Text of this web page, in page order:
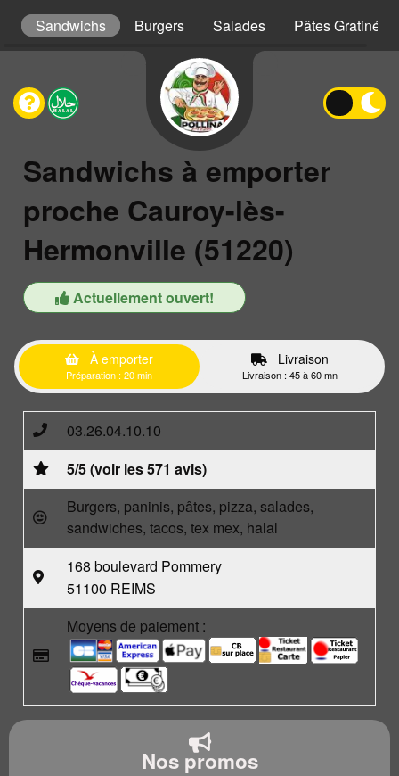
Sandwichs Burgers Salades Pâtes
Sandwichs à emporter
proche Cauroy-lès-
Hermonville (51220)
Actuellement ouvert!
À emporter
Préparation : 20 min
Livraison
Livraison : 45 à 60 mn
03.26.04.10.10
5/5 (voir les 571 avis)
Burgers, paninis, pâtes, pizza, salades,
sandwiches, tacos, tex mex, halal
168 boulevard Pommery
51100 REIMS
Moyens de paiement :
Nos promos